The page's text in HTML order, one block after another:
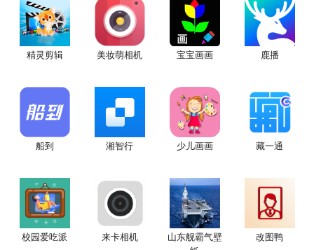
精灵剪辑 美妆萌相机 宝宝画画 鹿播
船到 湘智行 少儿画画 藏一通
校园爱吃派 来卡相机
山东舰霸气壁
改图鸭